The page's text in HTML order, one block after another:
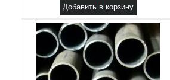
Добавить в корзину